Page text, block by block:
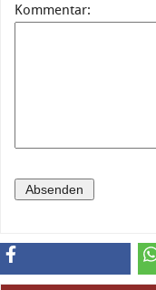
Kommentar: